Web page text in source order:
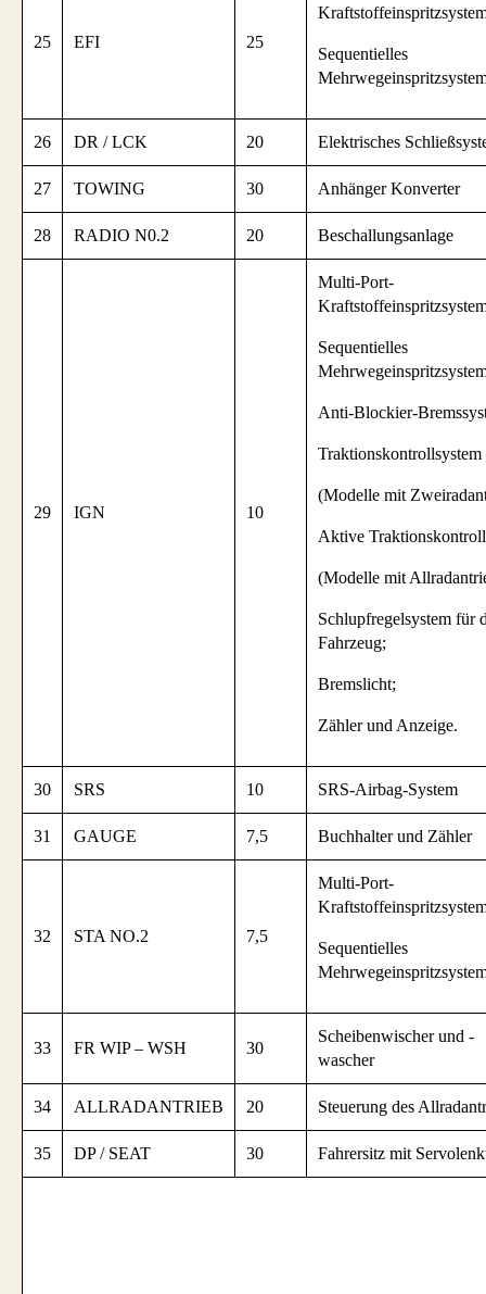
25 EFI 25
Sequentielles
26 DR / LCK 20 Elektrisches
27 TOWING 30 Anhänger Konverter
28 RADIO N0.2 20 Beschallungsanlage
29 IGN 10
Multi-Port-
Sequentielles
Anti-Blockier-
Traktionskontrollsystem
(Modelle mit
Aktive
(Modelle mit
Schlupfregelsystem für
Fahrzeug;
Bremslicht;
Zähler und Anzeige.
30 SRS 10 SRS-Airbag-System
31 GAUGE 7,5 Buchhalter und Zähler
32 STA NO.2 7,5
Multi-Port-
Sequentielles
33 FR WIP – WSH 30
Scheibenwischer und -
wascher
34 ALLRADANTRIEB 20 Steuerung des
35 DP / SEAT 30 Fahrersitz mit